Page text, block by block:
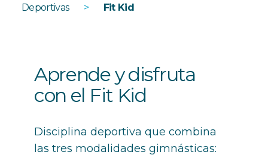
Deportivas
> Fit Kid
Aprende y disfruta
con el Fit Kid
Disciplina deportiva que combina
las tres modalidades gimnásticas: